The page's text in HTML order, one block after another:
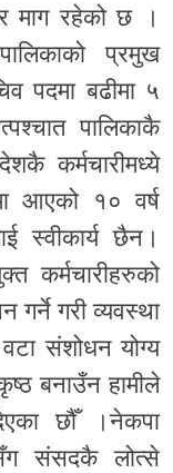
माग रहेको छ ।
प्रमुख
पदमा बढीमा ५
पालिकाकै
कर्मचारीमध्ये
आएको १० वर्ष
स्वीकार्य छैन।
कर्मचारीहरुको
गर्ने गरी व्यवस्था
संशोधन योग्य
बनाउँन हामीले
छौँ ।नेकपा
संसदकै लोत्से